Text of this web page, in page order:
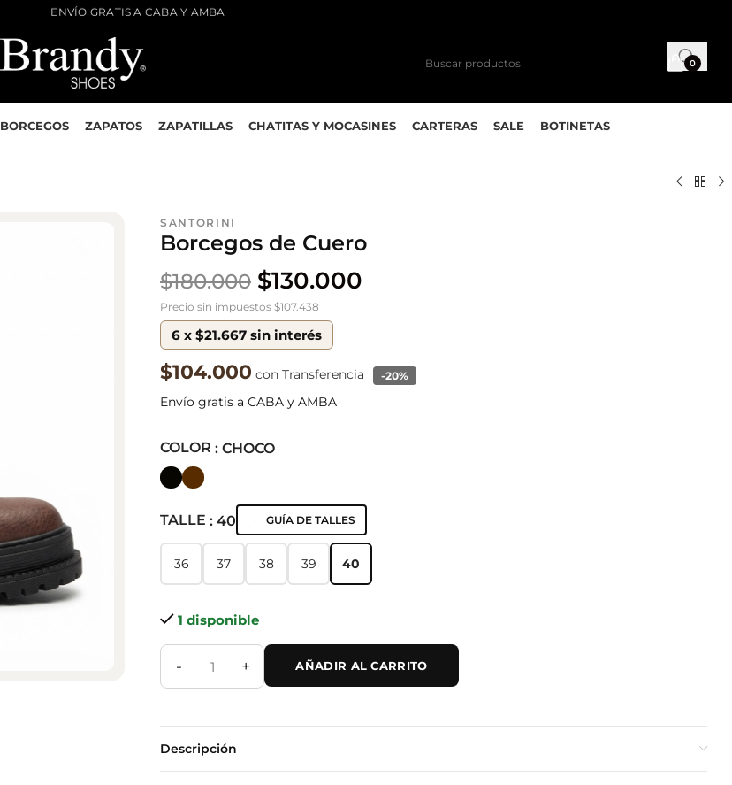
ENVÍO GRATIS A CABA Y AMBA
0
BORCEGOS ZAPATOS ZAPATILLAS CHATITAS Y MOCASINES CARTERAS SALE BOTINETAS
SANTORINI
Borcegos de Cuero
$180.000 $130.000
COLOR : CHOCO
TALLE : 40 GUÍA DE TALLES
36
36 37
37 38
38 39
39 40
40
1 disponible
- + AÑADIR AL CARRITO
Precio sin impuestos $107.438
6 x $21.667 sin interés
$104.000 con Transferencia -20%
Envío gratis a CABA y AMBA
Descripción